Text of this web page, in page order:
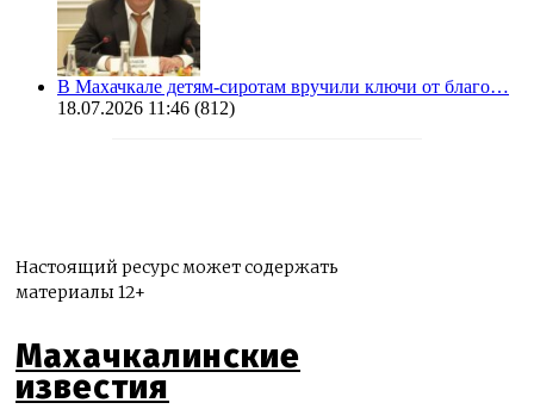
В Махачкале детям-сиротам вручили ключи от благо…
18.07.2026 11:46 (812)
Настоящий ресурс может содержать
материалы 12+
Махачкалинские
известия